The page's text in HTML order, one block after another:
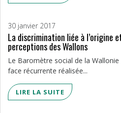
30 janvier 2017
La discrimination liée à l’origine
perceptions des Wallons
Le Baromètre social de la
face récurrente réalisée...
LIRE LA SUITE